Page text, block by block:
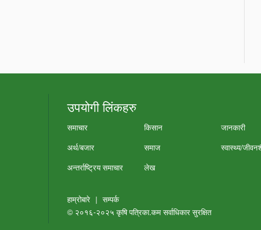
उपयोगी लिंकहरु
समाचार किसान
जानकारी
अर्थ/बजार
समाज
स्वास्थ्य/
अन्तर्राष्ट्रिय समाचार
लेख
हाम्रोबारे | सम्पर्क
© २०१६-२०२५कृषि पत्रिका.कमसर्वाधिकार सुरक्षित